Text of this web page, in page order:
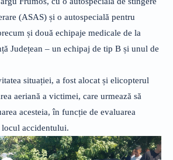
(ASAS) și o autospecială pentru
și două echipaje medicale de la
Județean – un echipaj de tip B și unul de
situației, a fost alocat și elicopterul
aeriană a victimei, care urmează să
acesteia, în funcție de evaluarea
locul accidentului.